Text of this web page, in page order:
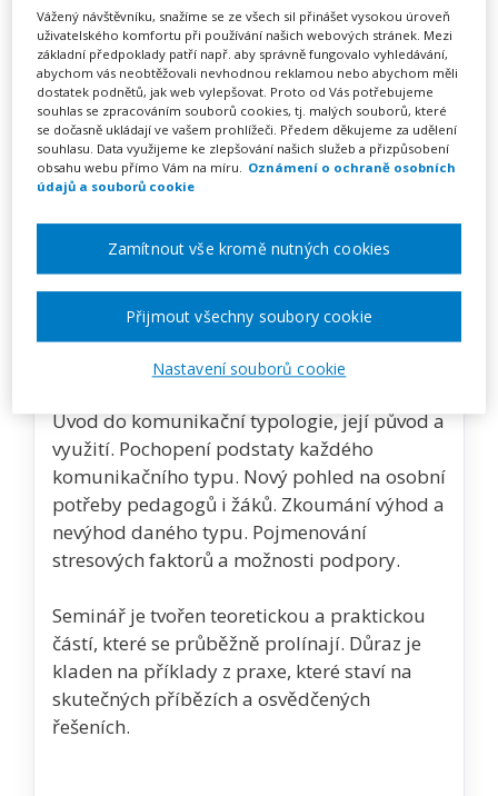
21. 10. 2026
MÍSTO
Olomoucký
CENA
Zobrazit akci na webu pořadatele
Popis akce
Úvod do komunikační typologie, její původ a
využití. Pochopení podstaty každého
komunikačního typu. Nový pohled na osobní
potřeby pedagogů i žáků. Zkoumání výhod a
nevýhod daného typu. Pojmenování
stresových faktorů a možnosti podpory.
Seminář je tvořen teoretickou a praktickou
částí, které se průběžně prolínají. Důraz je
kladen na příklady z praxe, které staví na
skutečných příbězích a osvědčených
řešeních.
Vážený návštěvníku, snažíme se ze všech sil přinášet vysokou úroveň
uživatelského komfortu při používání našich webových stránek. Mezi
základní předpoklady patří např. aby správně fungovalo vyhledávání,
abychom vás neobtěžovali nevhodnou reklamou nebo abychom měli
dostatek podnětů, jak web vylepšovat. Proto od Vás potřebujeme
souhlas se zpracováním souborů cookies, tj. malých souborů, které
se dočasně ukládají ve vašem prohlížeči. Předem děkujeme za udělení
souhlasu. Data využijeme ke zlepšování našich služeb a přizpůsobení
obsahu webu přímo Vám na míru. Oznámení o ochraně osobních
údajů a souborů cookie
Nastavení souborů cookie
Zamítnout vše kromě nutných cookies
Přijmout všechny soubory cookie